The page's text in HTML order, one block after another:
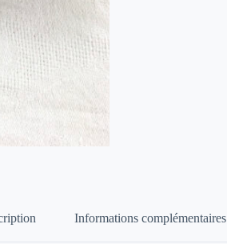
Informations complémentaires